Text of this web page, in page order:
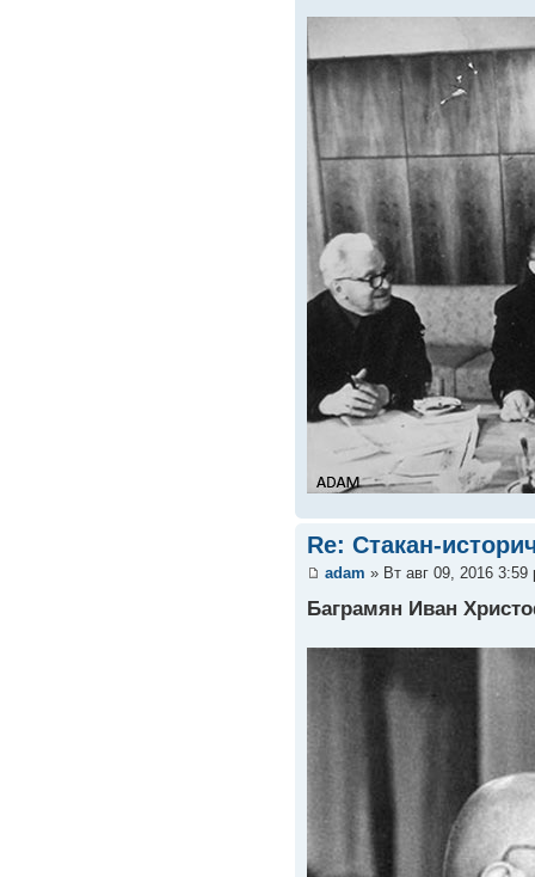
Re: Стакан-
adam » Вт авг 09, 2016 3:59
Баграмян Иван